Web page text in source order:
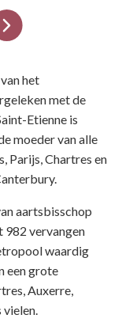
het
met de
Etienne is
moeder van alle
Parijs, Chartres en
aartsbisschop
982 vervangen
waardig
een grote
Auxerre,